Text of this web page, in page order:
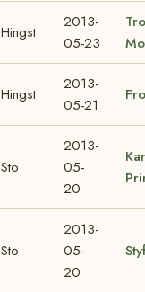
Hingst
2013-
05-23
Hingst
2013-
05-21
Sto
2013-
05-
20
Sto
2013-
05-
20